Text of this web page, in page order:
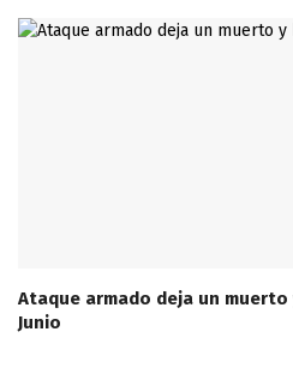
Ataque armado deja un muerto
Junio